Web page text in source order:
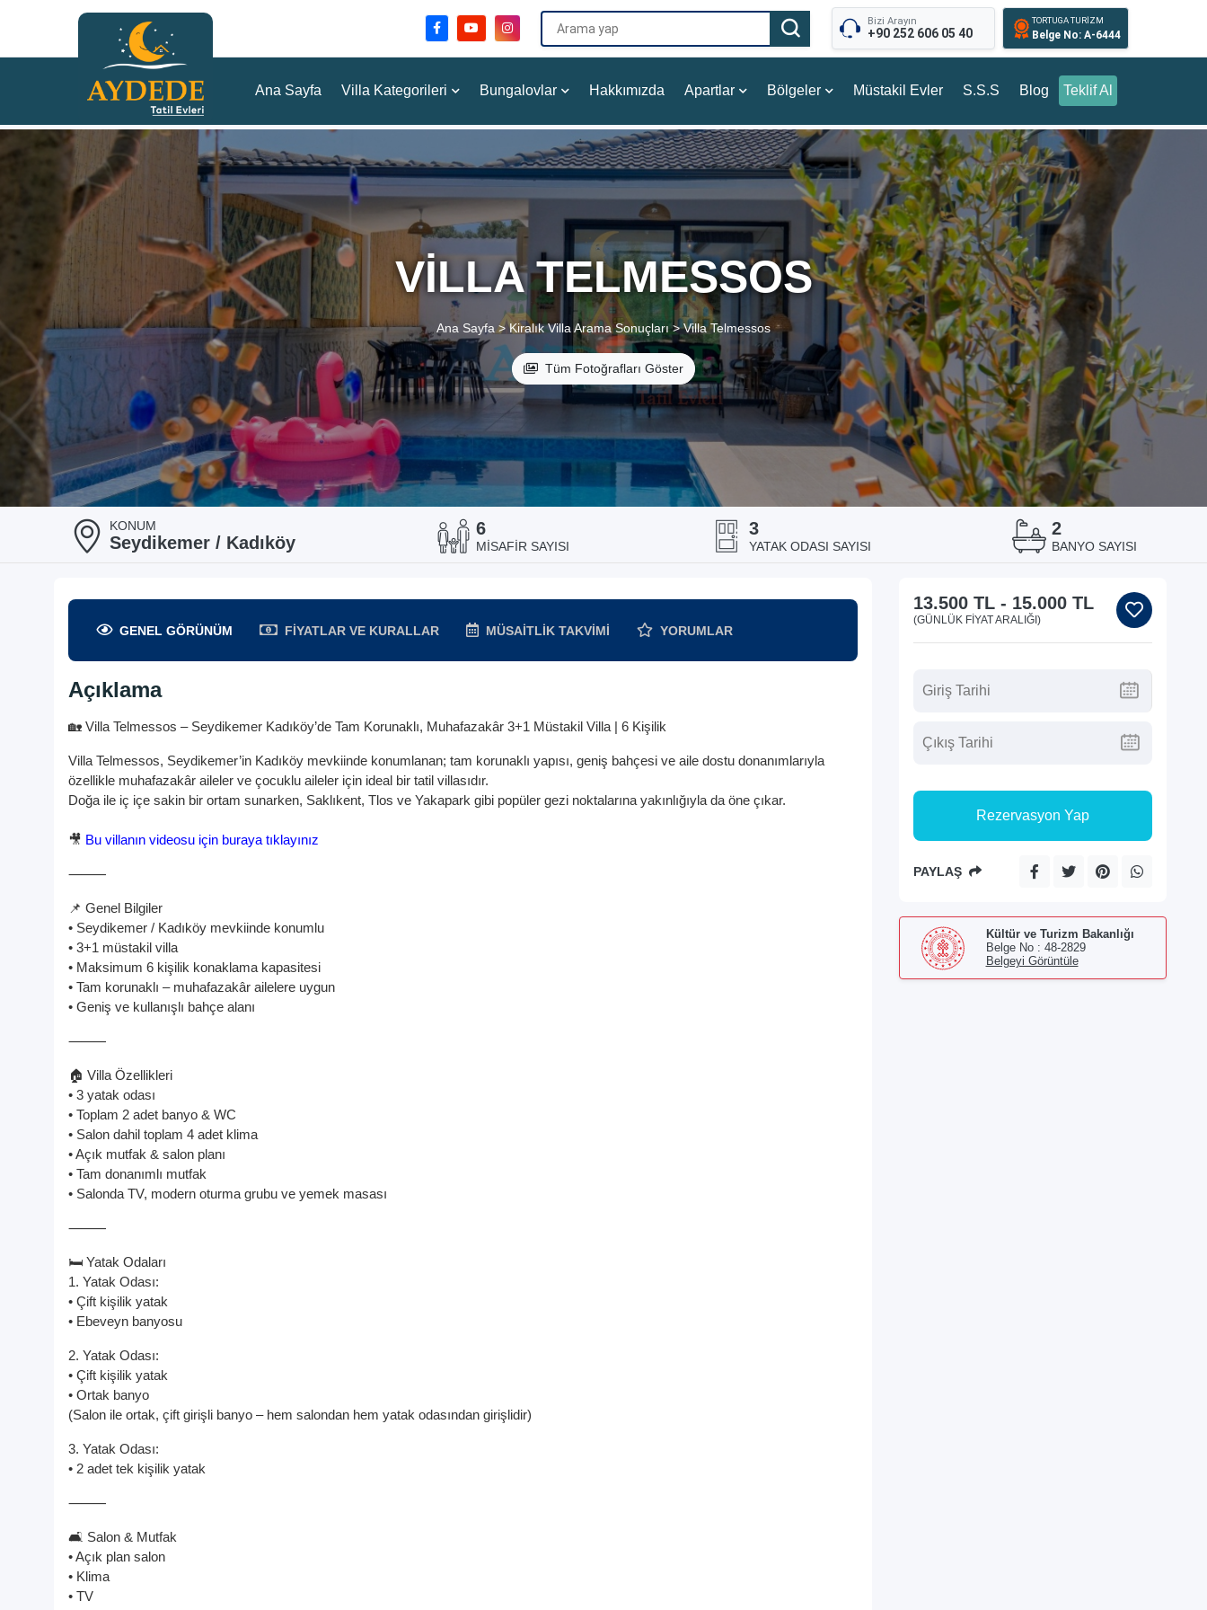
Bizi Arayın
+90 252 606 05 40
TORTUGA TURİZM
Belge No: A-6444
Ana Sayfa Villa Kategorileri Bungalovlar Hakkımızda Apartlar Bölgeler Müstakil Evler S.S.S Blog Teklif Al
VILLA TELMESSOS
Ana Sayfa > Kiralık Villa Arama Sonuçları > Villa Telmessos
Tüm Fotoğrafları Göster
KONUM
Seydikemer / Kadıköy
6
MISAFIR SAYISI
3
YATAK ODASI SAYISI
2
BANYO SAYISI
GENEL GÖRÜNÜM FIYATLAR VE KURALLAR MÜSAITLIK TAKVIMI YORUMLAR
Açıklama
🏡 Villa Telmessos – Seydikemer Kadıköy’de Tam Korunaklı, Muhafazakâr 3+1 Müstakil Villa | 6 Kişilik
Villa Telmessos, Seydikemer’in Kadıköy mevkiinde konumlanan; tam korunaklı yapısı, geniş bahçesi ve aile dostu donanımlarıyla
özellikle muhafazakâr aileler ve çocuklu aileler için ideal bir tatil villasıdır.
Doğa ile iç içe sakin bir ortam sunarken, Saklıkent, Tlos ve Yakapark gibi popüler gezi noktalarına yakınlığıyla da öne çıkar.
🎥 Bu villanın videosu için buraya tıklayınız
⸻
📌 Genel Bilgiler
• Seydikemer / Kadıköy mevkiinde konumlu
• 3+1 müstakil villa
• Maksimum 6 kişilik konaklama kapasitesi
• Tam korunaklı – muhafazakâr ailelere uygun
• Geniş ve kullanışlı bahçe alanı
⸻
🏠 Villa Özellikleri
• 3 yatak odası
• Toplam 2 adet banyo & WC
• Salon dahil toplam 4 adet klima
• Açık mutfak & salon planı
• Tam donanımlı mutfak
• Salonda TV, modern oturma grubu ve yemek masası
⸻
🛏️ Yatak Odaları
1. Yatak Odası:
• Çift kişilik yatak
• Ebeveyn banyosu
2. Yatak Odası:
• Çift kişilik yatak
• Ortak banyo
(Salon ile ortak, çift girişli banyo – hem salondan hem yatak odasından girişlidir)
3. Yatak Odası:
• 2 adet tek kişilik yatak
⸻
🛋️ Salon & Mutfak
• Açık plan salon
• Klima
• TV
13.500 TL- 15.000 TL
(GÜNLÜK FIYAT ARALIĞI)
Rezervasyon Yap
PAYLAŞ
Kültür ve Turizm Bakanlığı
Belge No : 48-2829
Belgeyi Görüntüle